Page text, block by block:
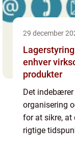
29 december
enhver
produkter
Det
organisering
for at sikre, at
rigtige